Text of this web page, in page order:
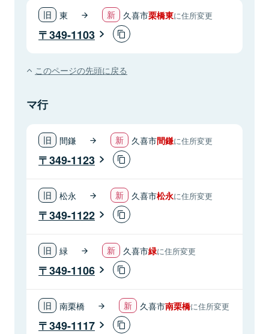
東 久喜市栗橋東に住所変更
349-1103
このページの先頭に戻る
マ行
間鎌 久喜市間鎌に住所変更
349-1123
松永 久喜市松永に住所変更
349-1122
緑 久喜市緑に住所変更
349-1106
南栗橋 久喜市南栗橋に住所変更
349-1117